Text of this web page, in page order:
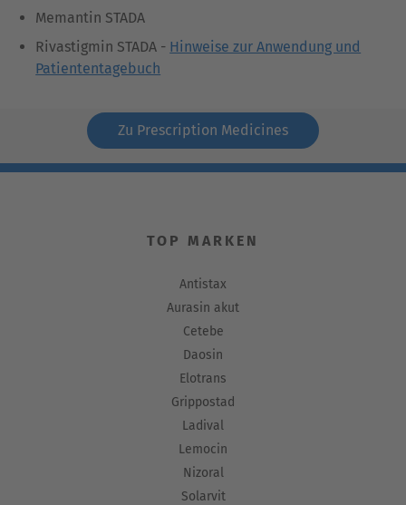
Memantin STADA
Rivastigmin STADA - Hinweise zur Anwendung und
Patiententagebuch
Zu Prescription Medicines
TOP MARKEN
Antistax
Aurasin akut
Cetebe
Daosin
Elotrans
Grippostad
Ladival
Lemocin
Nizoral
Solarvit